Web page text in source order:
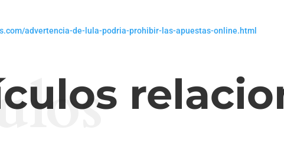
advertencia-de-lula-podria-prohibir-las-apuestas-online.html